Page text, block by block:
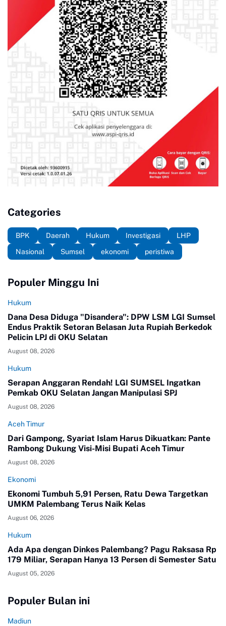
Categories
BPK Daerah Hukum Investigasi
LHP
Nasional
Sumsel ekonomi peristiwa
Populer Minggu Ini
Hukum
Dana Desa Diduga "Disandera": DPW LSM LGI Sumsel
Endus Praktik Setoran Belasan Juta Rupiah Berkedok
Pelicin LPJ di OKU Selatan
August 08, 2026
Hukum
Serapan Anggaran Rendah! LGI SUMSEL Ingatkan
Pemkab OKU Selatan Jangan Manipulasi SPJ
August 08, 2026
Aceh Timur
Dari Gampong, Syariat Islam Harus Dikuatkan: Pante
Rambong Dukung Visi-Misi Bupati Aceh Timur
August 08, 2026
Ekonomi
Ekonomi Tumbuh 5,91 Persen, Ratu Dewa Targetkan
UMKM Palembang Terus Naik Kelas
August 06, 2026
Hukum
Ada Apa dengan Dinkes Palembang? Pagu Raksasa Rp
179 Miliar, Serapan Hanya 13 Persen di Semester Satu
August 05, 2026
Populer Bulan ini
Madiun